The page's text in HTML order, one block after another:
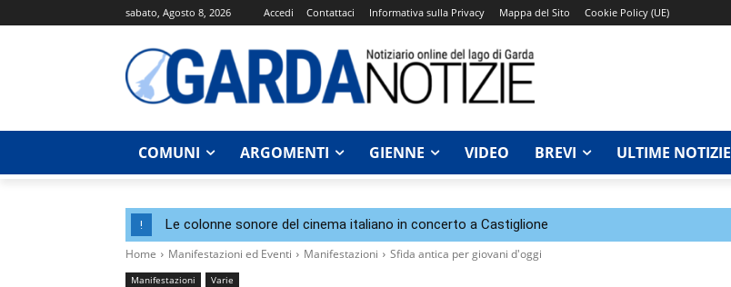
sabato, Agosto 8, 2026 Accedi Contattaci Informativa sulla Privacy Mappa del Sito Cookie Policy (UE)
COMUNI ARGOMENTI GIENNE VIDEO BREVI ULTIME NOTIZIE
! Le colonne sonore del cinema italiano in concerto a Castiglione
Home Manifestazioni ed Eventi Manifestazioni Sfida antica per giovani d'oggi
Manifestazioni Varie